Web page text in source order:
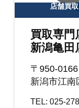
店舗買取
買取専門
新潟亀田
〒950-0166
新潟市江南
TEL: 025-